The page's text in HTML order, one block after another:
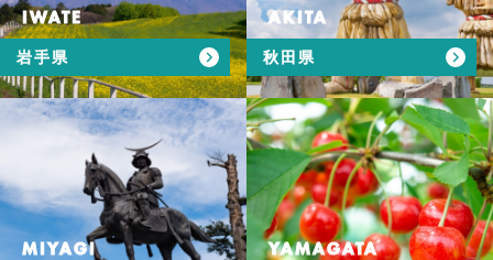
IWATE
岩手県
AKITA
秋田県
MIYAGI YAMAGATA